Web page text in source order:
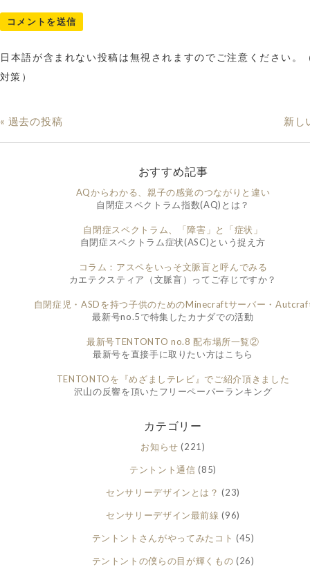
日本語が含まれない投稿は無視されますのでご注意ください。
対策）
« 過去の投稿 新し
おすすめ記事
AQからわかる、親子の感覚のつながりと違い
自閉症スペクトラム指数(AQ)とは？
自閉症スペクトラム、「障害」と「症状」
自閉症スペクトラム症状(ASC)という捉え方
コラム：アスペをいっそ文脈盲と呼んでみる
カエテクスティア（文脈盲）ってご存じですか？
自閉症児・ASDを持つ子供のためのMinecraftサーバー・
最新号no.5で特集したカナダでの活動
最新号TENTONTO no.8 配布場所一覧②
最新号を直接手に取りたい方はこちら
TENTONTOを『めざましテレビ』でご紹介頂きました
沢山の反響を頂いたフリーペーパーランキング
カテゴリー
お知らせ (221)
テントント通信 (85)
センサリーデザインとは？ (23)
センサリーデザイン最前線 (96)
テントントさんがやってみたコト (45)
テントントの僕らの目が輝くもの (26)